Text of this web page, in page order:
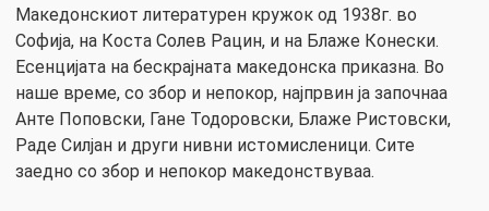
Македонскиот литературен кружок од 1938г. во
Софија, на Коста Солев Рацин, и на Блаже Конески.
Есенцијата на бескрајната македонска приказна. Во
наше време, со збор и непокор, најпрвин ја започнаа
Анте Поповски, Гане Тодоровски, Блаже Ристовски,
Раде Силјан и други нивни истомисленици. Сите
заедно со збор и непокор македонствуваа.